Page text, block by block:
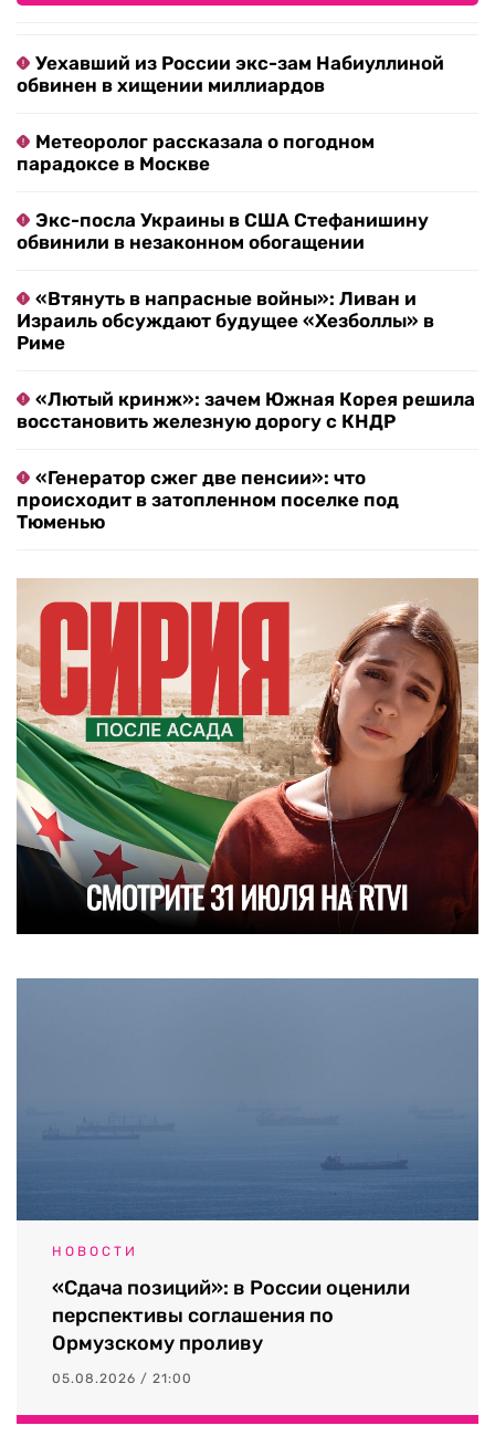
Уехавший из России экс-зам Набиуллиной
обвинен в хищении миллиардов
Метеоролог рассказала о погодном
парадоксе в Москве
Экс-посла Украины в США Стефанишину
обвинили в незаконном обогащении
«Втянуть в напрасные войны»: Ливан и
Израиль обсуждают будущее «Хезболлы» в
Риме
«Лютый кринж»: зачем Южная Корея решила
восстановить железную дорогу с КНДР
«Генератор сжег две пенсии»: что
происходит в затопленном поселке под
Тюменью
НОВОСТИ
«Сдача позиций»: в России оценили
перспективы соглашения по
Ормузскому проливу
05.08.2026 / 21:00